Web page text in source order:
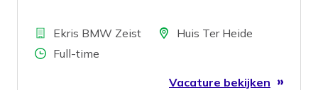
BedrijfEkris BMW ZeistLocatieHuis Ter Heide
Aantal uren
Full-time
Vacature bekijken